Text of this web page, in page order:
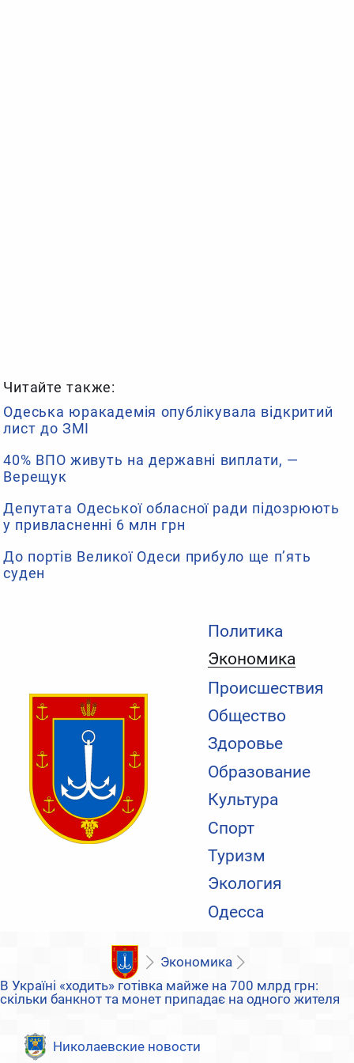
Политика
Экономика
Происшествия
Общество
Здоровье
Образование
Культура
Спорт
Туризм
Экология
Одесса
Читайте также:
Одеська юракадемія опублікувала відкритий
лист до ЗМІ
40% ВПО живуть на державні виплати, —
Верещук
Депутата Одеської обласної ради підозрюють
у привласненні 6 млн грн
До портів Великої Одеси прибуло ще п’ять
суден
Экономика
В Україні «ходить» готівка майже на 700 млрд грн:
скільки банкнот та монет припадає на одного жителя
Николаевские новости